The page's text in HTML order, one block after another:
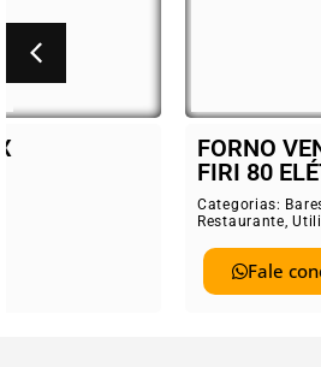
FORNO VENANCIO
FIRI 80 ELÉTRICO 78 LT
Bares e Hoteis,
Utilidades para Cozinha